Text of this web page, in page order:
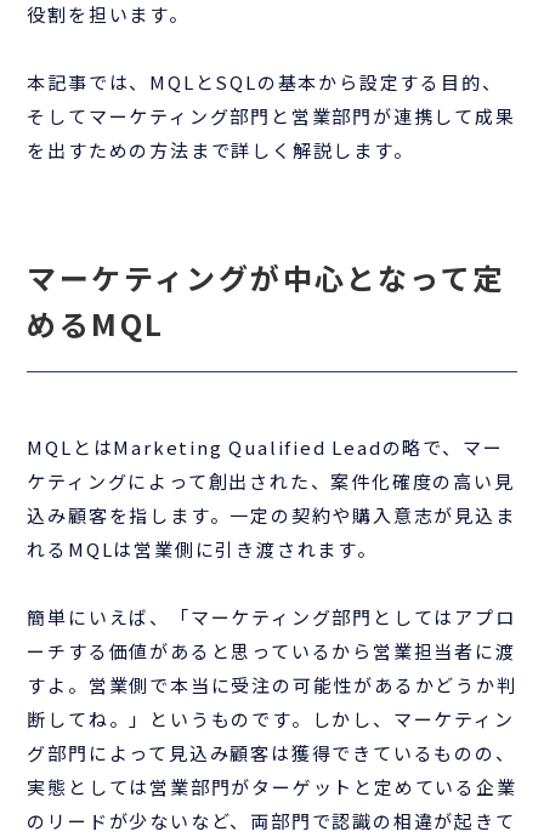
役割を担います。
本記事では、MQLとSQLの基本から設定する目的、
そしてマーケティング部門と営業部門が連携して成果
を出すための方法まで詳しく解説します。
マーケティングが中心となって定
めるMQL
MQLとはMarketing Qualified Leadの略で、マー
ケティングによって創出された、案件化確度の高い見
込み顧客を指します。一定の契約や購入意志が見込ま
れるMQLは営業側に引き渡されます。
簡単にいえば、「マーケティング部門としてはアプロ
ーチする価値があると思っているから営業担当者に渡
すよ。営業側で本当に受注の可能性があるかどうか判
断してね。」というものです。しかし、マーケティン
グ部門によって見込み顧客は獲得できているものの、
実態としては営業部門がターゲットと定めている企業
のリードが少ないなど、両部門で認識の相違が起きて